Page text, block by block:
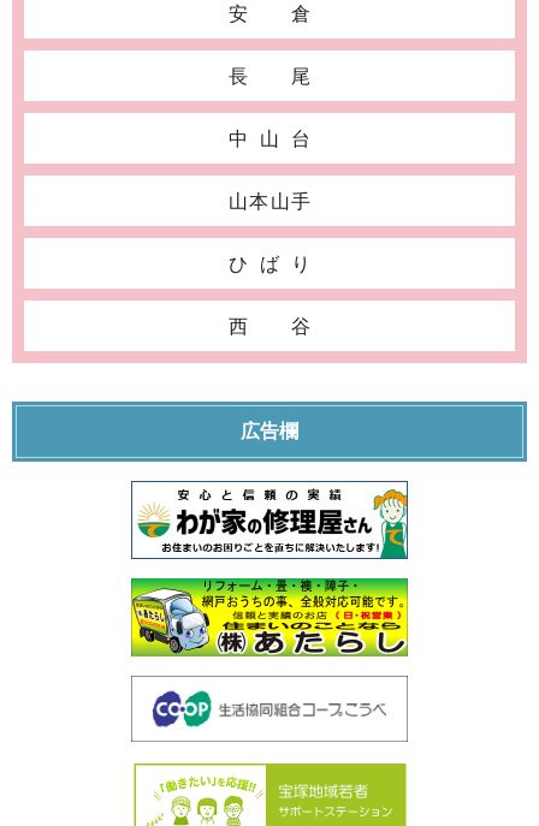
安倉
長尾
中山台
山本山手
ひばり
西谷
広告欄